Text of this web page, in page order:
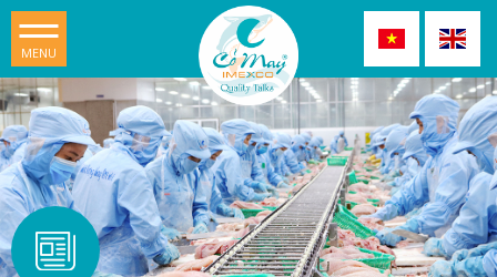
MENU